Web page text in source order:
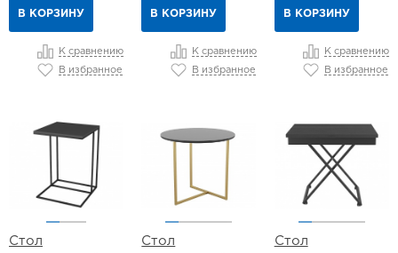
В КОРЗИНУ
К сравнению
В избранное
В КОРЗИНУ
К сравнению
В избранное
В КОРЗИНУ
К сравнению
В избранное
Стол
Стол
Стол